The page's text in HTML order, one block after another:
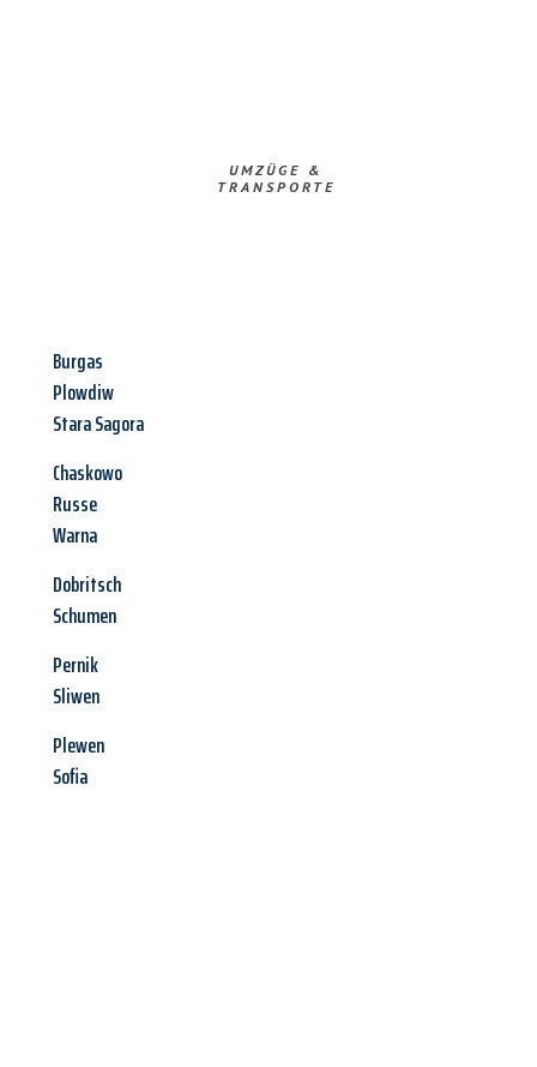
UMZÜGE &
TRANSPORTE
Burgas
Plowdiw
Stara Sagora
Chaskowo
Russe
Warna
Dobritsch
Schumen
Pernik
Sliwen
Plewen
Sofia